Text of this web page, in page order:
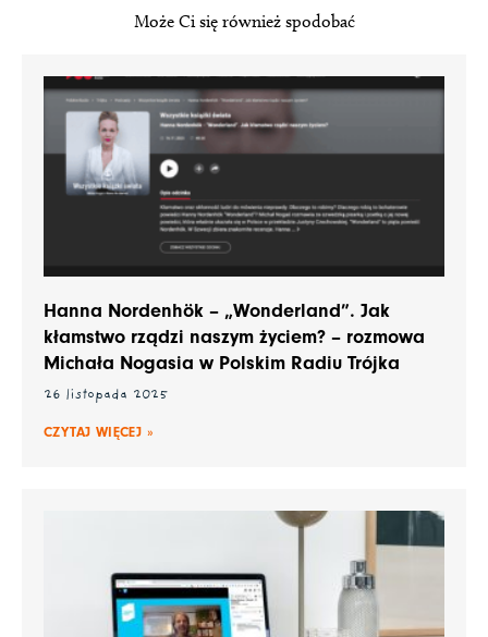
Może Ci się również spodobać
Hanna Nordenhök – „Wonderland”. Jak
kłamstwo rządzi naszym życiem? – rozmowa
Michała Nogasia w Polskim Radiu Trójka
26 listopada 2025
CZYTAJ WIĘCEJ »